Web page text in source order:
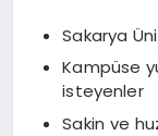
Sakarya
Kampüse
isteyenler
Sakin ve